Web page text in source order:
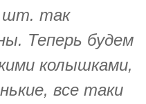
шт. так
Теперь будем
колышками,
все таки